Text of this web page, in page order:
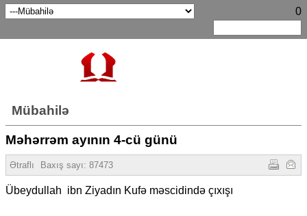
0
Mübahilə
Məhərrəm ayının 4-cü günü
Ətraflı Baxış sayı: 87473
Übeydullah ibn Ziyadın Kufə məscidində çıxışı